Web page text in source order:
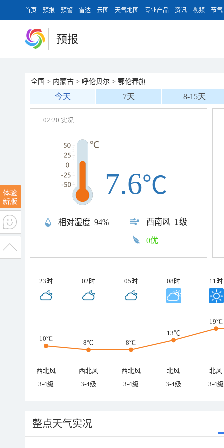
首页 预报 预警 雷达 云图 天气地图 专业产品 资讯 视频 节气
预报
全国 > 内蒙古 > 呼伦贝尔 > 鄂伦春旗
今天 7天 8-15天
02:20 实况
相对湿度 94% 西南风 1级
7.6℃
0优
23时 02时 05时 08时 11时
10℃
8℃ 8℃
13℃
19℃
西北风 西北风 西北风 北风
北风
3-4级
3-4级 3-4级 3-4级 3-4级
整点天气实况